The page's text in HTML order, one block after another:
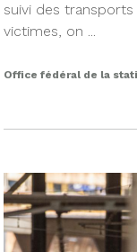
suivi des
victimes, on ...
Office fédéral de la